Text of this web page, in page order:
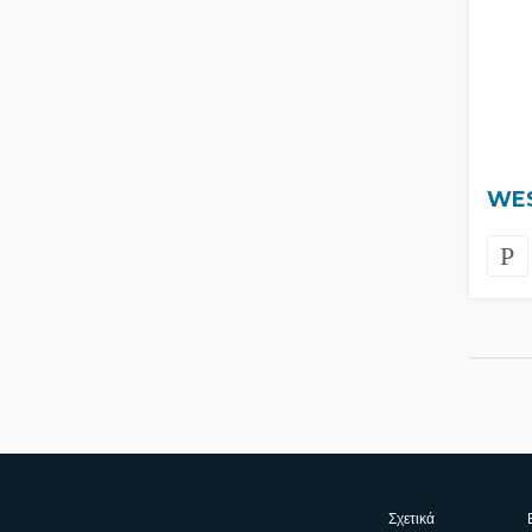
Σχετικά